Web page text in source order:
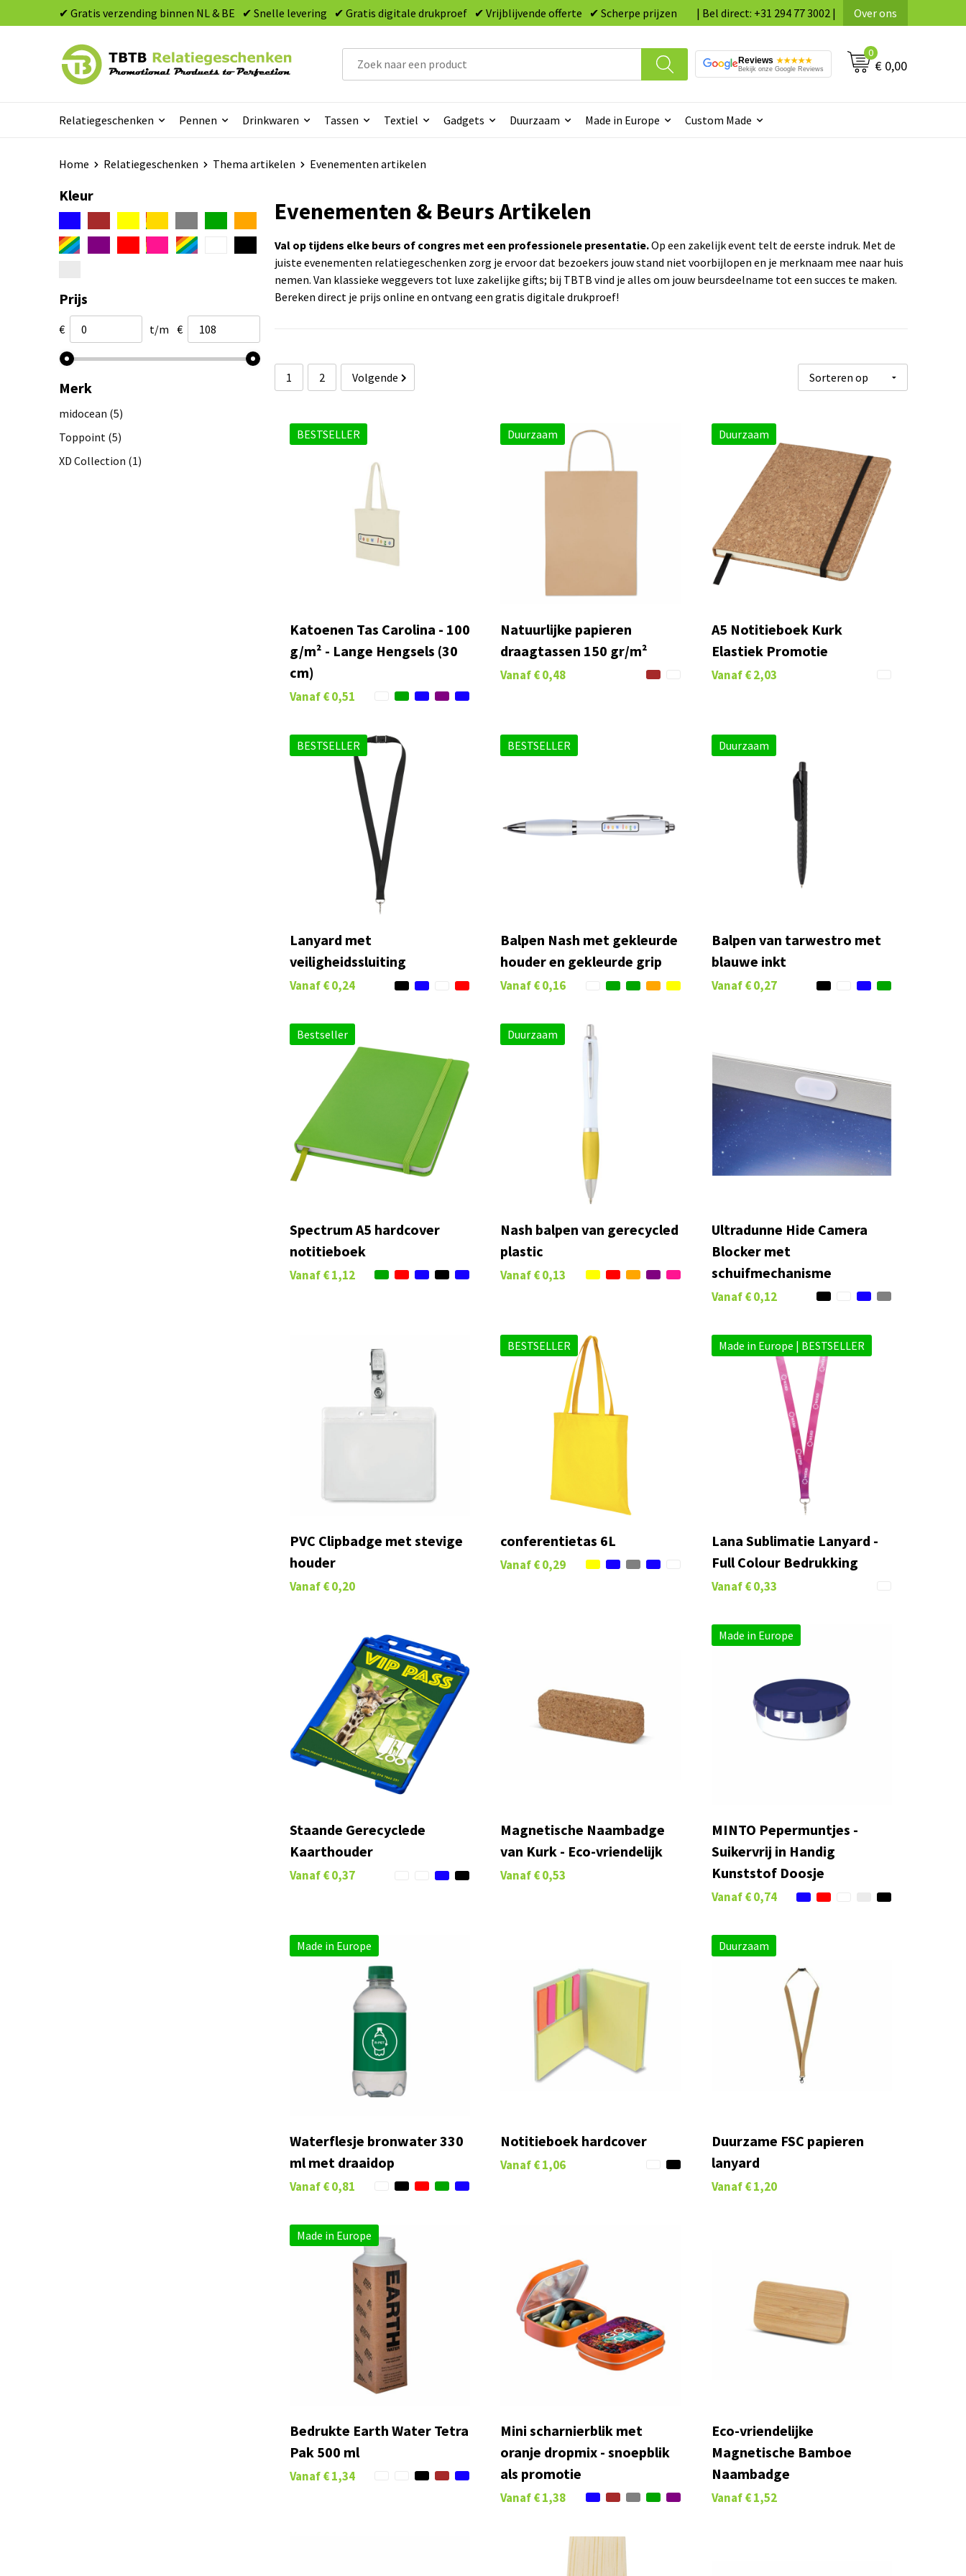
✔ Gratis verzending binnen NL & BE ✔ Snelle levering ✔ Gratis digitale drukproef ✔ Vrijblijvende offerte ✔ Scherpe prijzen | Bel direct: +31 294 77 3002 | Over ons
Reviews ★★★★★
Bekijk onze Google Reviews
0
€ 0,00
Relatiegeschenken Pennen Drinkwaren Tassen Textiel Gadgets Duurzaam Made in Europe Custom Made
Home Relatiegeschenken Thema artikelen Evenementen artikelen
Kleur
Prijs
€ t/m €
Merk
midocean (5)
Toppoint (5)
XD Collection (1)
Evenementen & Beurs Artikelen
Val op tijdens elke beurs of congres met een professionele presentatie.Op een zakelijk event telt de eerste indruk. Met de
juiste evenementen relatiegeschenken zorg je ervoor dat bezoekers jouw stand niet voorbijlopen en je merknaam mee naar huis
nemen. Van klassieke weggevers tot luxe zakelijke gifts; bij TBTB vind je alles om jouw beursdeelname tot een succes te maken.
Bereken direct je prijs online en ontvang een gratis digitale drukproef!
1 2 Volgende
BESTSELLER
Katoenen Tas Carolina - 100
g/m² - Lange Hengsels (30
cm)
Vanaf € 0,51
Duurzaam
Natuurlijke papieren
draagtassen 150 gr/m²
Vanaf€ 0,48
Duurzaam
A5 Notitieboek Kurk
Elastiek Promotie
Vanaf€ 2,03
BESTSELLER
Lanyard met
veiligheidssluiting
Vanaf € 0,24
BESTSELLER
Balpen Nash met gekleurde
houder en gekleurde grip
Vanaf€ 0,16
Duurzaam
Balpen van tarwestro met
blauwe inkt
Vanaf€ 0,27
Bestseller
Spectrum A5 hardcover
notitieboek
Vanaf € 1,12
Duurzaam
Nash balpen van gerecycled
plastic
Vanaf€ 0,13
Ultradunne Hide Camera
Blocker met
schuifmechanisme
Vanaf€ 0,12
PVC Clipbadge met stevige
houder
Vanaf € 0,20
BESTSELLER
conferentietas 6L
Vanaf€ 0,29
Made in Europe | BESTSELLER
Lana Sublimatie Lanyard -
Full Colour Bedrukking
Vanaf€ 0,33
Staande Gerecyclede
Kaarthouder
Vanaf € 0,37
Magnetische Naambadge
van Kurk - Eco-vriendelijk
Vanaf€ 0,53
Made in Europe
MINTO Pepermuntjes -
Suikervrij in Handig
Kunststof Doosje
Vanaf€ 0,74
Made in Europe
Waterflesje bronwater 330
ml met draaidop
Vanaf € 0,81
Notitieboek hardcover
Vanaf€ 1,06
Duurzaam
Duurzame FSC papieren
lanyard
Vanaf€ 1,20
Made in Europe
Bedrukte Earth Water Tetra
Pak 500 ml
Vanaf € 1,34
Mini scharnierblik met
oranje dropmix - snoepblik
als promotie
Vanaf€ 1,38
Eco-vriendelijke
Magnetische Bamboe
Naambadge
Vanaf€ 1,52